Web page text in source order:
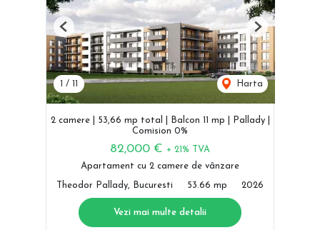
1 / 11 Harta
Previous Next
2 camere | 53,66 mp total | Balcon 11 mp | Pallady |
Comision 0%
82,000 € + 21% TVA
Apartament cu 2 camere de vânzare
Theodor Pallady, Bucuresti 53.66 mp 2026
Vezi mai multe detalii